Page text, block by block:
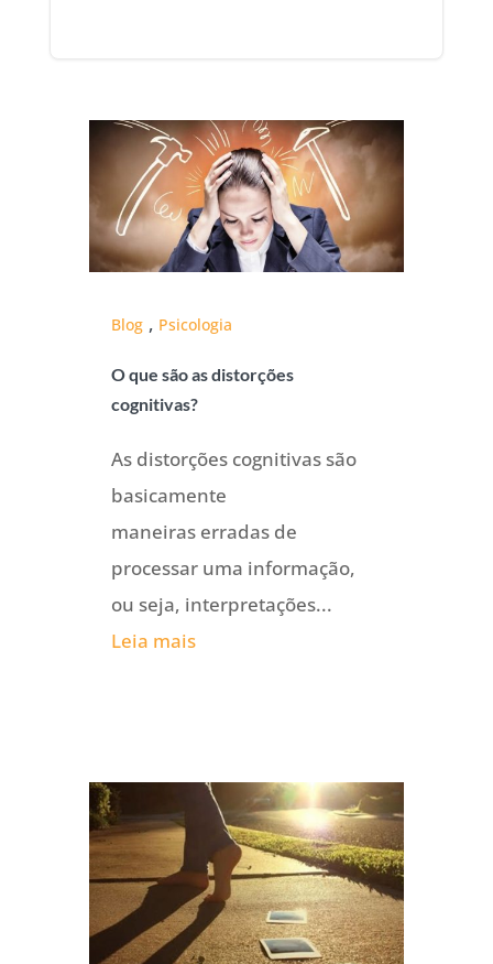
Blog , Psicologia
O que são as distorções
cognitivas?
As distorções cognitivas são
basicamente
maneiras erradas de
processar uma informação,
ou seja, interpretações...
Leia mais